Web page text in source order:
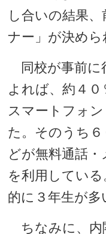
し合いの結果
ナー」が決めら
同校が事前に
よれば、約４０
スマートフォ
た。そのうち
どが無料通話
を利用してい
的に３年生が多
ちなみに、内